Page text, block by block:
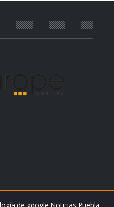
de google Noticias Puebla